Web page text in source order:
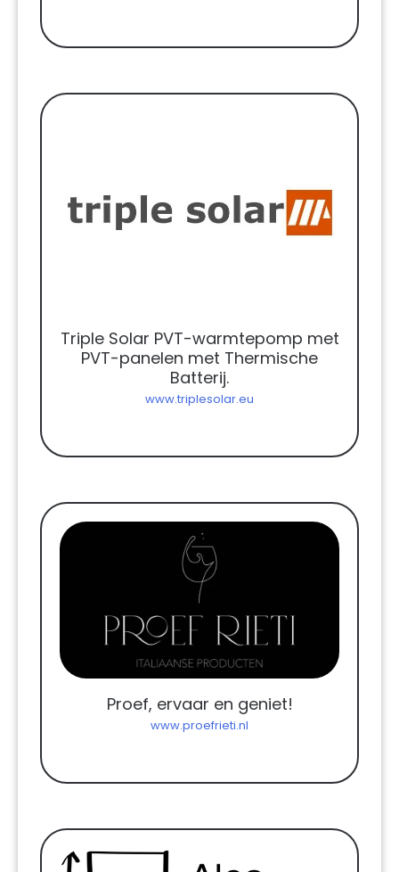
Triple Solar PVT-warmtepomp met
PVT-panelen met Thermische
Batterij.
www.triplesolar.eu
Proef, ervaar en geniet!
www.proefrieti.nl